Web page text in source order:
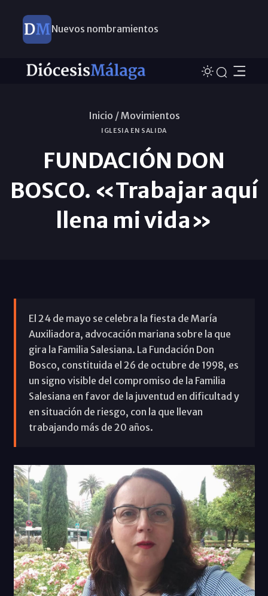
Nuevos nombramientos
Inicio /Movimientos
IGLESIA EN SALIDA
FUNDACIÓN DON
BOSCO. «Trabajar aquí
llena mi vida»
El 24 de mayo se celebra la fiesta de María
Auxiliadora, advocación mariana sobre la que
gira la Familia Salesiana. La Fundación Don
Bosco, constituida el 26 de octubre de 1998, es
un signo visible del compromiso de la Familia
Salesiana en favor de la juventud en dificultad y
en situación de riesgo, con la que llevan
trabajando más de 20 años.